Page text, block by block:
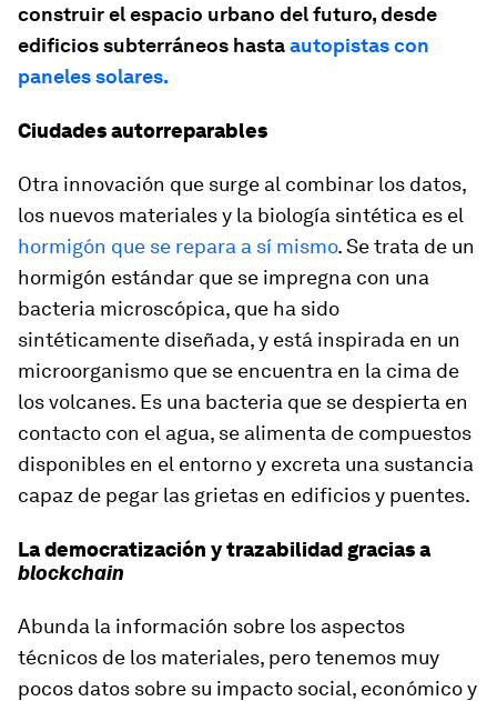
construir el espacio urbano del futuro, desde
edificios subterráneos hastaautopistas con
paneles solares.
Ciudades autorreparables
Otra innovación que surge al combinar los datos,
los nuevos materiales y la biología sintética es el
hormigón que se repara a sí mismo. Se trata de un
hormigón estándar que se impregna con una
bacteria microscópica, que ha sido
sintéticamente diseñada, y está inspirada en un
microorganismo que se encuentra en la cima de
los volcanes. Es una bacteria que se despierta en
contacto con el agua, se alimenta de compuestos
disponibles en el entorno y excreta una sustancia
capaz de pegar las grietas en edificios y puentes.
La democratización y trazabilidad gracias a
blockchain
Abunda la información sobre los aspectos
técnicos de los materiales, pero tenemos muy
pocos datos sobre su impacto social, económico y